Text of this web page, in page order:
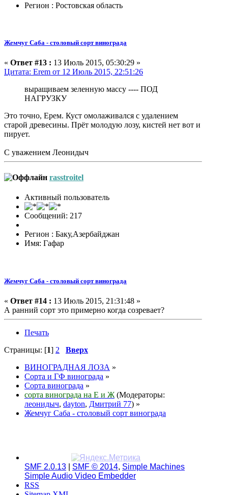
Регион : Ростовская область
Жемчуг Саба - столовый сорт винограда
« Ответ #13 : 13 Июль 2015, 05:30:29 »
Цитата: Erem от 12 Июль 2015, 22:51:26
выращиваем зеленную массу ---- ПОД
НАГРУЗКУ
Это точно, Ерем. Куст омолаживался с удалением
старой древесины. Прёт молодую лозу, кистей нет вот и
пирует.
С уважением Леонидыч
rasstroitel
Активный пользователь
Сообщений: 217
Регион : Баку,Азербайджан
Имя: Гафар
Жемчуг Саба - столовый сорт винограда
« Ответ #14 : 13 Июль 2015, 21:31:48 »
А ранний сорт это примерно когда созревает?
Печать
Страницы: [1] 2
Вверх
ВИНОГРАДНАЯ ЛОЗА »
Сорта и ГФ винограда »
Сорта винограда »
сорта винограда на Е и Ж (Модераторы:
леонидыч, dayton, Дмитрий 77) »
Жемчуг Саба - столовый сорт винограда
SMF 2.0.13 SMF © 2014, Simple Machines
Simple Audio Video Embedder
RSS